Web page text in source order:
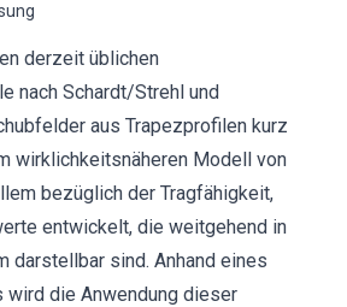
derzeit üblichen
nach Schardt/Strehl und
aus Trapezprofilen kurz
wirklichkeitsnäheren Modell von
bezüglich der Tragfähigkeit,
entwickelt, die weitgehend in
darstellbar sind. Anhand eines
die Anwendung dieser